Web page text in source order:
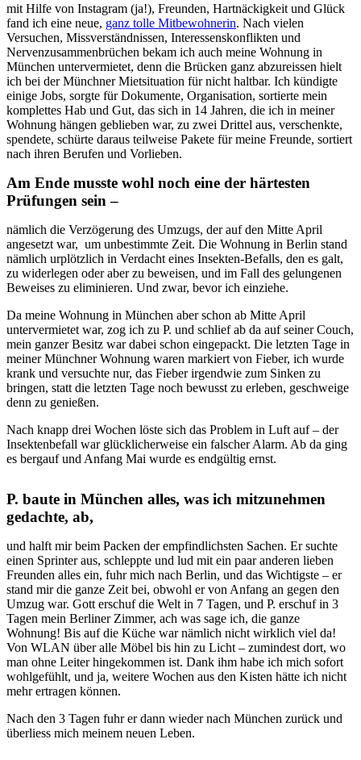
mit Hilfe von Instagram (ja!), Freunden, Hartnäckigkeit und Glück
fand ich eine neue, ganz tolle Mitbewohnerin. Nach vielen
Versuchen, Missverständnissen, Interessenskonflikten und
Nervenzusammenbrüchen bekam ich auch meine Wohnung in
München untervermietet, denn die Brücken ganz abzureissen hielt
ich bei der Münchner Mietsituation für nicht haltbar. Ich kündigte
einige Jobs, sorgte für Dokumente, Organisation, sortierte mein
komplettes Hab und Gut, das sich in 14 Jahren, die ich in meiner
Wohnung hängen geblieben war, zu zwei Drittel aus, verschenkte,
spendete, schürte daraus teilweise Pakete für meine Freunde, sortiert
nach ihren Berufen und Vorlieben.
Am Ende musste wohl noch eine der härtesten
Prüfungen sein –
nämlich die Verzögerung des Umzugs, der auf den Mitte April
angesetzt war, um unbestimmte Zeit. Die Wohnung in Berlin stand
nämlich urplötzlich in Verdacht eines Insekten-Befalls, den es galt,
zu widerlegen oder aber zu beweisen, und im Fall des gelungenen
Beweises zu eliminieren. Und zwar, bevor ich einziehe.
Da meine Wohnung in München aber schon ab Mitte April
untervermietet war, zog ich zu P. und schlief ab da auf seiner Couch,
mein ganzer Besitz war dabei schon eingepackt. Die letzten Tage in
meiner Münchner Wohnung waren markiert von Fieber, ich wurde
krank und versuchte nur, das Fieber irgendwie zum Sinken zu
bringen, statt die letzten Tage noch bewusst zu erleben, geschweige
denn zu genießen.
Nach knapp drei Wochen löste sich das Problem in Luft auf – der
Insektenbefall war glücklicherweise ein falscher Alarm. Ab da ging
es bergauf und Anfang Mai wurde es endgültig ernst.
P. baute in München alles, was ich mitzunehmen
gedachte, ab,
und halft mir beim Packen der empfindlichsten Sachen. Er suchte
einen Sprinter aus, schleppte und lud mit ein paar anderen lieben
Freunden alles ein, fuhr mich nach Berlin, und das Wichtigste – er
stand mir die ganze Zeit bei, obwohl er von Anfang an gegen den
Umzug war. Gott erschuf die Welt in 7 Tagen, und P. erschuf in 3
Tagen mein Berliner Zimmer, ach was sage ich, die ganze
Wohnung! Bis auf die Küche war nämlich nicht wirklich viel da!
Von WLAN über alle Möbel bis hin zu Licht – zumindest dort, wo
man ohne Leiter hingekommen ist. Dank ihm habe ich mich sofort
wohlgefühlt, und ja, weitere Wochen aus den Kisten hätte ich nicht
mehr ertragen können.
Nach den 3 Tagen fuhr er dann wieder nach München zurück und
überliess mich meinem neuen Leben.